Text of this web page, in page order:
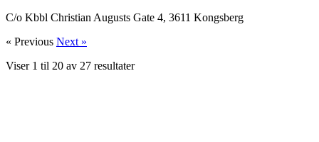
C/o Kbbl Christian Augusts Gate 4, 3611 Kongsberg
« Previous Next »
Viser 1 til 20 av 27 resultater